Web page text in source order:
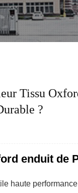
Tissu
?
enduit de
haute